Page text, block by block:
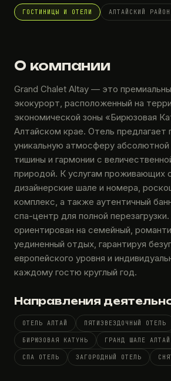
ГОСТИНИЦЫ И ОТЕЛИ АЛТАЙСКИЙ РАЙОН
О компании
Grand Chalet Altay — это
экокурорт, расположенный на
экономической зоны «Бирюзовая
Алтайском крае. Отель предлагает
уникальную атмосферу абсолютной
тишины и гармонии с
природой. К услугам проживающих
дизайнерские шале и номера,
комплекс, а также аутентичный
спа-центр для полной
ориентирован на семейный,
уединенный отдых, гарантируя
европейского уровня и
каждому гостю круглый год.
Направления
ОТЕЛЬ АЛТАЙ ПЯТИЗВЕЗДОЧНЫЙ ОТЕЛЬ
БИРЮЗОВАЯ КАТУНЬ ГРАНД ШАЛЕ АЛТАЙ
СПА ОТЕЛЬ ЗАГОРОДНЫЙ ОТЕЛЬ